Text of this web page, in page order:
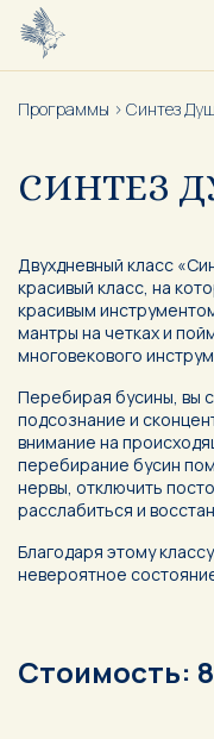
Программы > Синтез
СИНТЕЗ
Двухдневный класс
красивый класс, на
красивым
мантры на четках и
многовекового
Перебирая бусины, вы
подсознание и
внимание на
перебирание бусин
нервы, отключить
расслабиться и
Благодаря этому
невероятное
Стоимость: